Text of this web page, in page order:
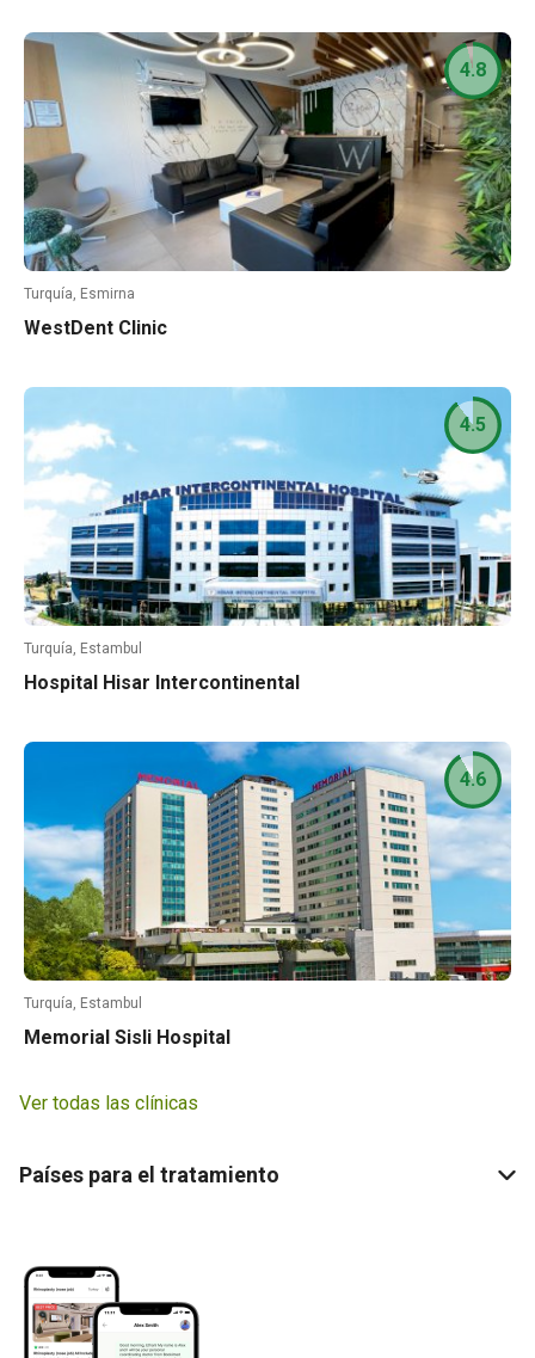
Turquía, Esmirna
WestDent Clinic
4.8
Turquía, Estambul
Hospital Hisar Intercontinental
4.5
Turquía, Estambul
Memorial Sisli Hospital
4.6
Ver todas las clínicas
Países para el tratamiento